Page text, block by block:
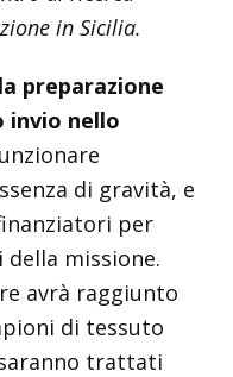
in Sicilia.
preparazione
invio nello
di gravità, e
per
missione.
avrà raggiunto
di tessuto
trattati